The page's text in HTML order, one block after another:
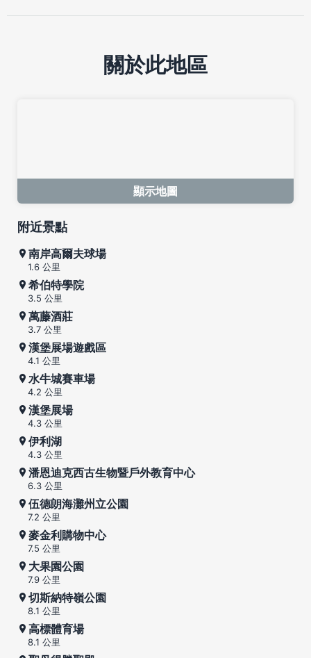
關於此地區
顯示地圖
附近景點
南岸高爾夫球場
1.6 公里
希伯特學院
3.5 公里
萬藤酒莊
3.7 公里
漢堡展場遊戲區
4.1 公里
水牛城賽車場
4.2 公里
漢堡展場
4.3 公里
伊利湖
4.3 公里
潘恩迪克西古生物暨戶外教育中心
6.3 公里
伍德朗海灘州立公園
7.2 公里
麥金利購物中心
7.5 公里
大果園公園
7.9 公里
切斯納特嶺公園
8.1 公里
高標體育場
8.1 公里